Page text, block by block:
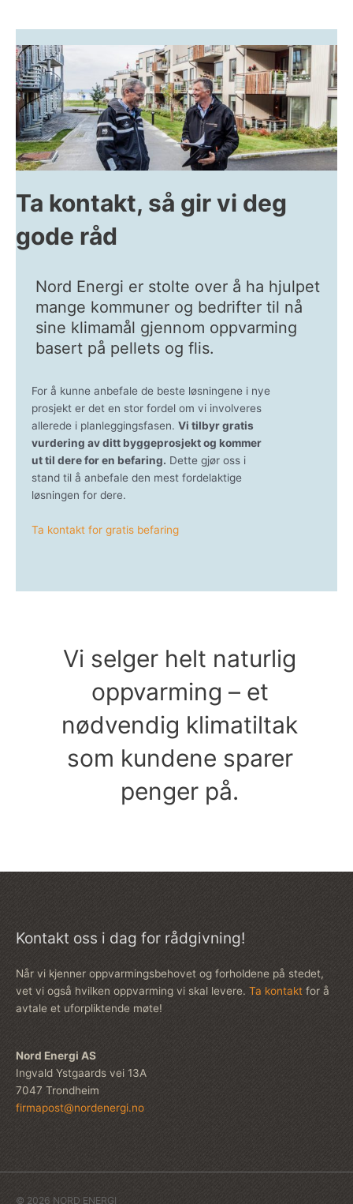
Ta kontakt, så gir vi deg
gode råd
Nord Energi er stolte over å ha hjulpet
mange kommuner og bedrifter til nå
sine klimamål gjennom oppvarming
basert på pellets og flis.
For å kunne anbefale de beste løsningene i nye
prosjekt er det en stor fordel om vi involveres
allerede i planleggingsfasen. Vi tilbyr gratis
vurdering av ditt byggeprosjekt og kommer
ut til dere for en befaring. Dette gjør oss i
stand til å anbefale den mest fordelaktige
løsningen for dere.
Ta kontakt for gratis befaring
Vi selger helt naturlig
oppvarming – et
nødvendig klimatiltak
som kundene sparer
penger på.
Kontakt oss i dag for rådgivning!
Når vi kjenner oppvarmingsbehovet og forholdene på stedet,
vet vi også hvilken oppvarming vi skal levere. Ta kontakt for å
avtale et uforpliktende møte!
Nord Energi AS
Ingvald Ystgaards vei 13A
7047 Trondheim
firmapost@nordenergi.no
© 2026 NORD ENERGI